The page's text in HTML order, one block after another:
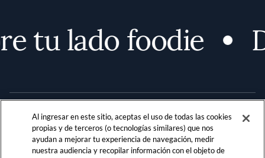
tu lado foodie
Al ingresar en este sitio, aceptas el uso de todas las cookies
propias y de terceros (o tecnologías similares) que nos
ayudan a mejorar tu experiencia de navegación, medir
nuestra audiencia y recopilar información con el objeto de